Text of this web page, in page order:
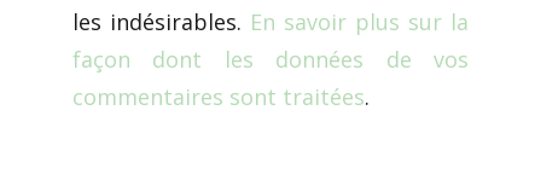
les indésirables. En savoir plus sur la
façon dont les données de vos
commentaires sont traitées.